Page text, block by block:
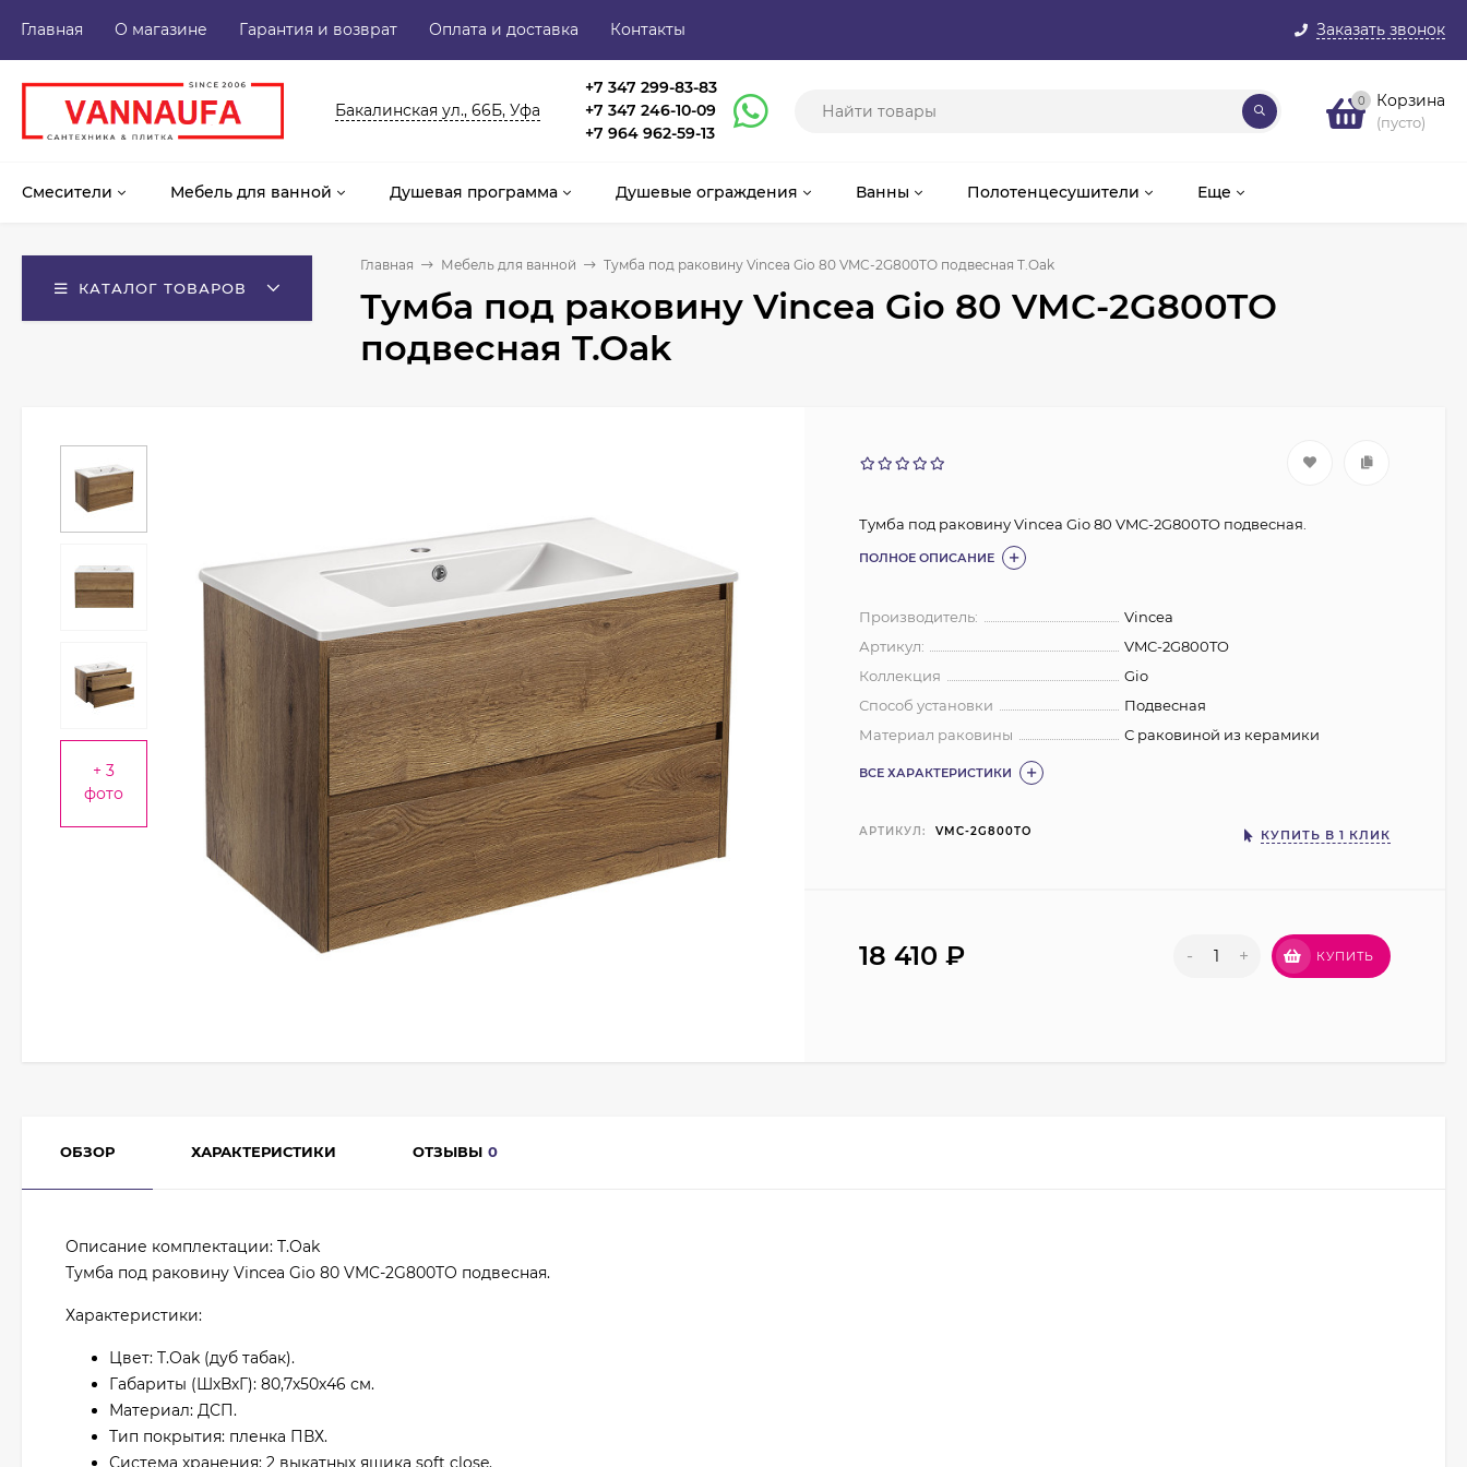
Заказать звонок
Главная О магазине Гарантия и возврат Оплата и доставка Контакты
Бакалинская ул., 66Б, Уфа
+7 347 299-83-83
+7 347 246-10-09
+7 964 962-59-13
0 Корзина
(пусто)
Смесители Мебель для ванной Душевая программа Душевые ограждения Ванны Полотенцесушители Еще
КАТАЛОГ ТОВАРОВ
Главная Мебель для ванной Тумба под раковину Vincea Gio 80 VMC-2G800TO подвесная T.Oak
Тумба под раковину Vincea Gio 80 VMC-2G800TO
подвесная T.Oak
+ 3
фото
Тумба под раковину Vincea Gio 80 VMC-2G800TO подвесная.
ПОЛНОЕ ОПИСАНИЕ
Производитель:
Vincea
Артикул:
VMC-2G800TO
Коллекция
Gio
Способ установки
Подвесная
Материал раковины
С раковиной из керамики
ВСЕ ХАРАКТЕРИСТИКИ
АРТИКУЛ: VMC-2G800TO КУПИТЬ В 1 КЛИК
18 410₽ - + КУПИТЬ
ОБЗОР ХАРАКТЕРИСТИКИ ОТЗЫВЫ 0
Описание комплектации: T.Oak
Тумба под раковину Vincea Gio 80 VMC-2G800TO подвесная.
Характеристики:
Цвет: T.Oak (дуб табак).
Габариты (ШхВхГ): 80,7х50х46 см.
Материал: ДСП.
Тип покрытия: пленка ПВХ.
Система хранения: 2 выкатных ящика soft close.